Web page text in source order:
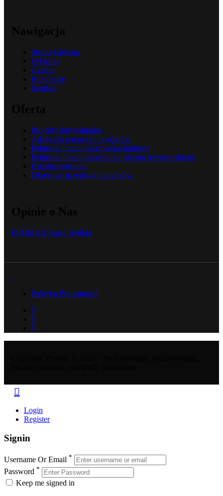
Strona Główna
O Firmie
Galeria
Referencje
Kontakt
Projekty indywidualne
Adaptacja gotowych projektów
Pełnienie funkcji kierownika budowy
Pełnienie funkcji inspektora nadzoru inwestorskiego
Kosztorysowanie
Okresowe przeglądy budynków
PROMAX Karol Wróbel
Polityka Prywatności
Login
Register
Signin
Username Or Email *
Password *
Keep me signed in